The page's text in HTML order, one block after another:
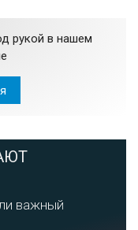
рукой в нашем
важный